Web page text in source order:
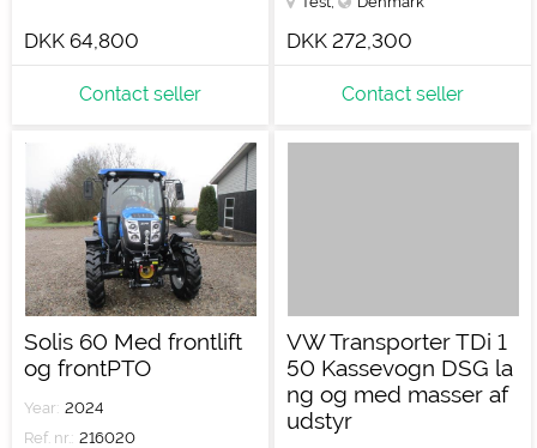
DKK 64,800
Contact seller
DKK 272,300
Contact seller
Solis 60 Med frontlift
og frontPTO
Year: 2024
Ref. nr.: 216020
VW Transporter TDi 1
50 Kassevogn DSG la
ng og med masser af
udstyr